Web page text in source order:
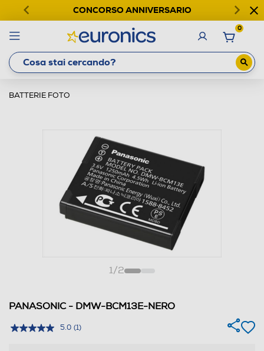
CONCORSO ANNIVERSARIO
0
BATTERIE FOTO
1/2
PANASONIC - DMW-BCM13E-NERO
5.0 (1)